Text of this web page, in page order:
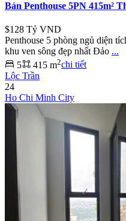
Bán Penthouse 5PN 415m²
$128 Tỷ VND
Penthouse 5 phòng ngủ diện
khu ven sông đẹp nhất Đảo ...
5
415 m2chi tiết
Lộc Trần
24
Ho Chi Minh City